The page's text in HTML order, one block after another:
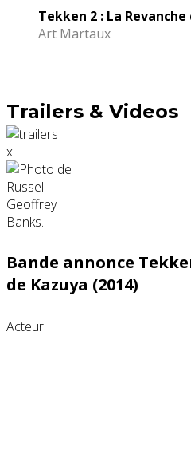
Tekken 2 : La
Art Martaux
Trailers & Videos
x
Bande annonce
de Kazuya (2014)
Acteur